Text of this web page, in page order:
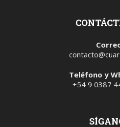
Teléfono y
+54 9 0387